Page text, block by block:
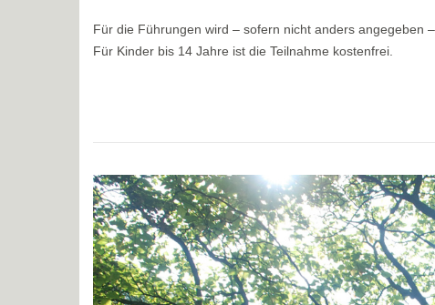
Für die Führungen wird – sofern nicht anders angegeben
Für Kinder bis 14 Jahre ist die Teilnahme kostenfrei.